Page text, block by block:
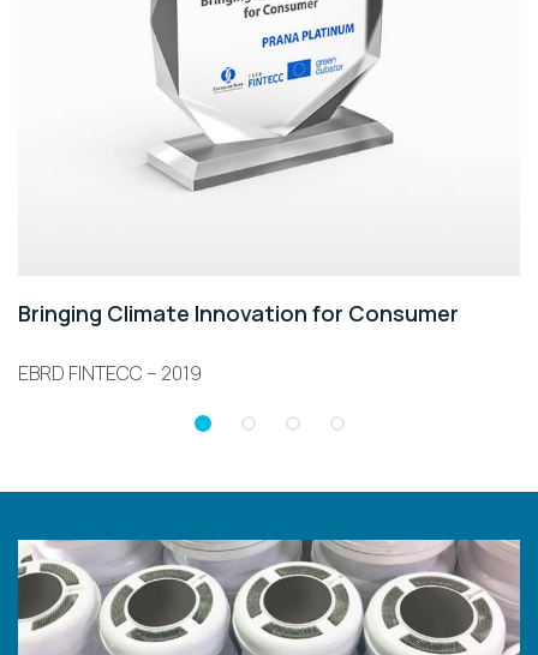
Bringing Climate Innovation for Consumer
EBRD FINTECC – 2019